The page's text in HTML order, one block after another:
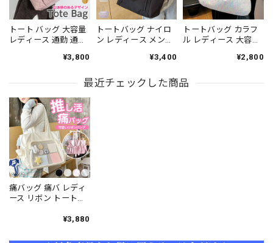
トート バッグ 大容量
レディース 通勤 通学
ッグ おしゃれ 大人 か
ジネス OL PUレザー
大人可愛い 大人女子
[LS-CEB008]
¥3,800
トートバッグ ナイロ
ン レディース メンズ
韓国 おしゃれ カジュ
トート シンプル 大人
¥3,400
トートバッグ カラフ
ル レディース 大容量
国 肩掛け バッグ おし
級感 大人 カジュアル
¥2,800
最近チェックした商品
痛バッグ 痛バ レディ
ース リボン トートバ
ゃれ 大人 かわいい 軽
リー お姫様バッグ 大
¥3,880